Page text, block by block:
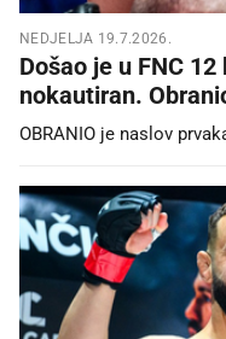
NEDJELJA 19.7.2026.
Došao je u FNC
nokautiran.
OBRANIO je naslov